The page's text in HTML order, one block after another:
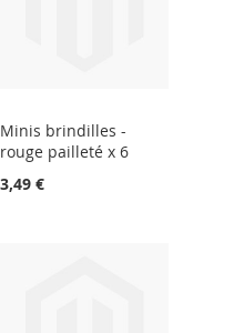
Minis brindilles -
rouge pailleté x 6
3,49 €